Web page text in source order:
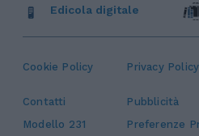
Cookie Policy Privacy Policy
Contatti Pubblicità
Modello 231
Preferenze
Edicola digitale